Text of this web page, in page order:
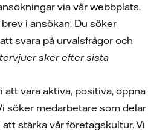
via vår webbplats.
i ansökan. Du söker
svara på urvalsfrågor och
sker efter sista
att vara aktiva, positiva, öppna
söker medarbetare som delar
stärka vår företagskultur. Vi